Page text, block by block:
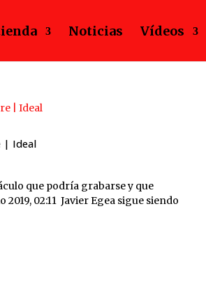
Noticias Vídeos
| Ideal
que podría grabarse y que
02:11 Javier Egea sigue siendo